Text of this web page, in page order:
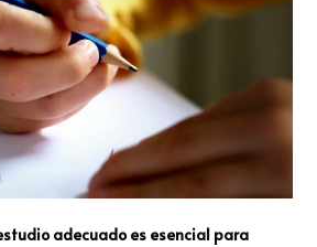
adecuado es esencial para